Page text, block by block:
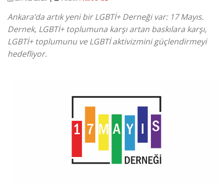
Ankara’da artık yeni bir LGBTİ+ Derneği var: 17 Mayıs.
Dernek, LGBTİ+ toplumuna karşı artan baskılara karşı,
LGBTİ+ toplumunu ve LGBTİ aktivizmini güçlendirmeyi
hedefliyor.